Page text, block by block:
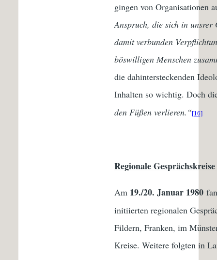
gingen von Organisationen
Anspruch, die sich in unsrer
damit verbunden
böswilligen Menschen
die dahintersteckenden
Inhalten so wichtig. Doch
den Füßen verlieren.“[16]
Regionale
Am 19./20. Januar 1980
initiierten regionalen
Fildern, Franken, im
Kreise. Weitere folgten in